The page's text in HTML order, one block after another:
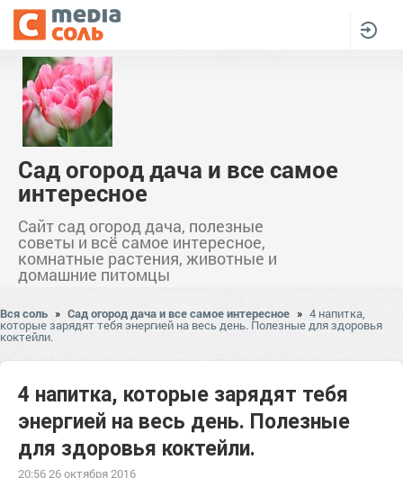
Сад огород дача и все самое
интересное
Сайт сад огород дача, полезные
советы и всё самое интересное,
комнатные растения, животные и
домашние питомцы
Вся соль » Сад огород дача и все самое интересное » 4 напитка,
которые зарядят тебя энергией на весь день. Полезные для здоровья
коктейли.
4 напитка, которые зарядят тебя
энергией на весь день. Полезные
для здоровья коктейли.
20:56 26 октября 2016